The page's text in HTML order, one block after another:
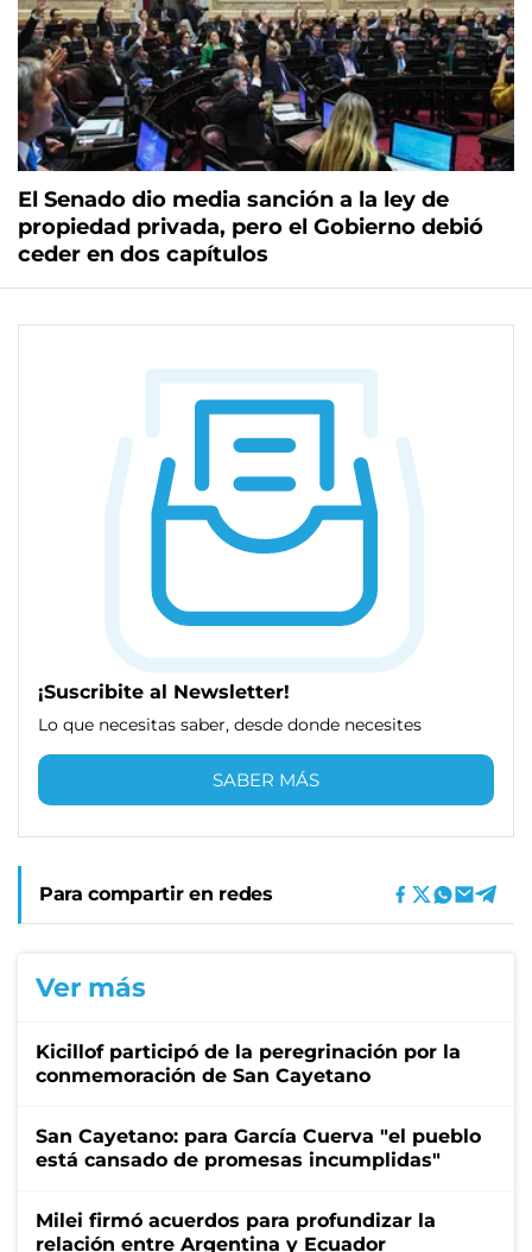
El Senado dio media sanción a la ley de
propiedad privada, pero el Gobierno debió
ceder en dos capítulos
¡Suscribite al Newsletter!
Lo que necesitas saber, desde donde necesites
SABER MÁS
Para compartir en redes
Ver más
Kicillof participó de la peregrinación por la
conmemoración de San Cayetano
San Cayetano: para García Cuerva "el pueblo
está cansado de promesas incumplidas"
Milei firmó acuerdos para profundizar la
relación entre Argentina y Ecuador